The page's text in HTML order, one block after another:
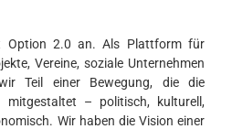
Option 2.0 an. Als Plattform für
Vereine, soziale Unternehmen
Teil einer Bewegung, die die
mitgestaltet – politisch, kulturell,
Wir haben die Vision einer